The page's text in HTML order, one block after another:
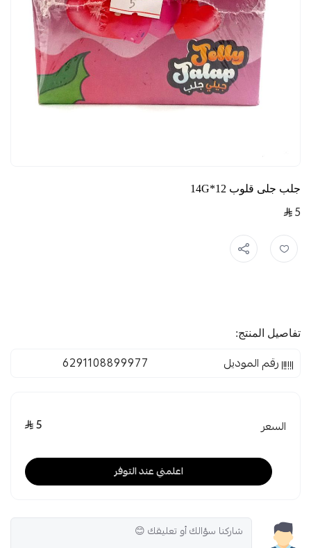
جلب جلى قلوب 12*14G
5
تفاصيل المنتج:
رقم الموديل 6291108899977
السعر 5
اعلمني عند التوفر